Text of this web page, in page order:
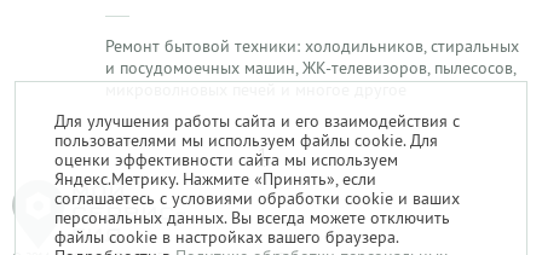
Ремонт бытовой техники: холодильников, стиральных
и посудомоечных машин, ЖК-телевизоров, пылесосов,
микроволновых печей и многое другое
1
Для улучшения работы сайта и его взаимодействия с
пользователями мы используем файлы cookie. Для
оценки эффективности сайта мы используем
Яндекс.Метрику. Нажмите «Принять», если
соглашаетесь с условиями обработки cookie и ваших
персональных данных. Вы всегда можете отключить
файлы cookie в настройках вашего браузера.